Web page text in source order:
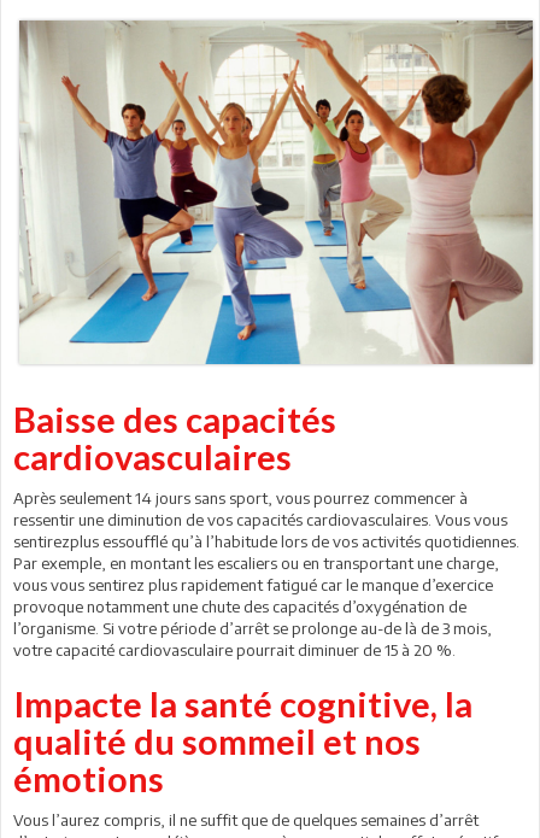
Baisse des capacités
cardiovasculaires
Après seulement 14 jours sans sport, vous pourrez commencer à
ressentir une diminution de vos capacités cardiovasculaires. Vous vous
sentirezplus essoufflé qu’à l’habitude lors de vos activités quotidiennes.
Par exemple, en montant les escaliers ou en transportant une charge,
vous vous sentirez plus rapidement fatigué car le manque d’exercice
provoque notamment une chute des capacités d’oxygénation de
l’organisme. Si votre période d’arrêt se prolonge au-de là de 3 mois,
votre capacité cardiovasculaire pourrait diminuer de 15 à 20 %.
Impacte la santé cognitive, la
qualité du sommeil et nos
émotions
Vous l’aurez compris, il ne suffit que de quelques semaines d’arrêt